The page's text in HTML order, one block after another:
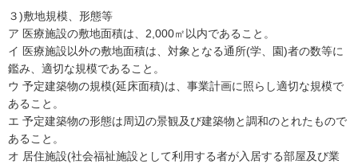
３)敷地規模、形態等
ア 医療施設の敷地面積は、2,000㎡以内であること。
イ 医療施設以外の敷地面積は、対象となる通所(学、園)者の数等に
鑑み、適切な規模であること。
ウ 予定建築物の規模(延床面積)は、事業計画に照らし適切な規模で
あること。
エ 予定建築物の形態は周辺の景観及び建築物と調和のとれたもので
あること。
オ 居住施設(社会福祉施設として利用する者が入居する部屋及び業